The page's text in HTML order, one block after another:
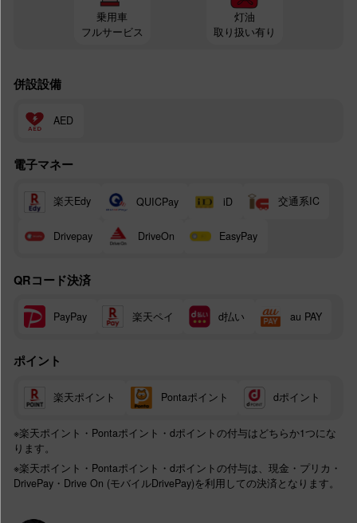
乗用車
フルサービス
灯油
取り扱い有り
併設設備
AED
電子マネー
楽天Edy QUICPay iD 交通系IC
Drivepay DriveOn EasyPay
QRコード決済
PayPay 楽天ペイ d払い au PAY
ポイント
楽天ポイント Pontaポイント dポイント
※楽天ポイント・Pontaポイント・dポイントの付与はどちらか1つにな
ります。
※楽天ポイント・Pontaポイント・dポイントの付与は、現金・プリカ・
DrivePay・Drive On (モバイルDrivePay)を利用しての決済となります。